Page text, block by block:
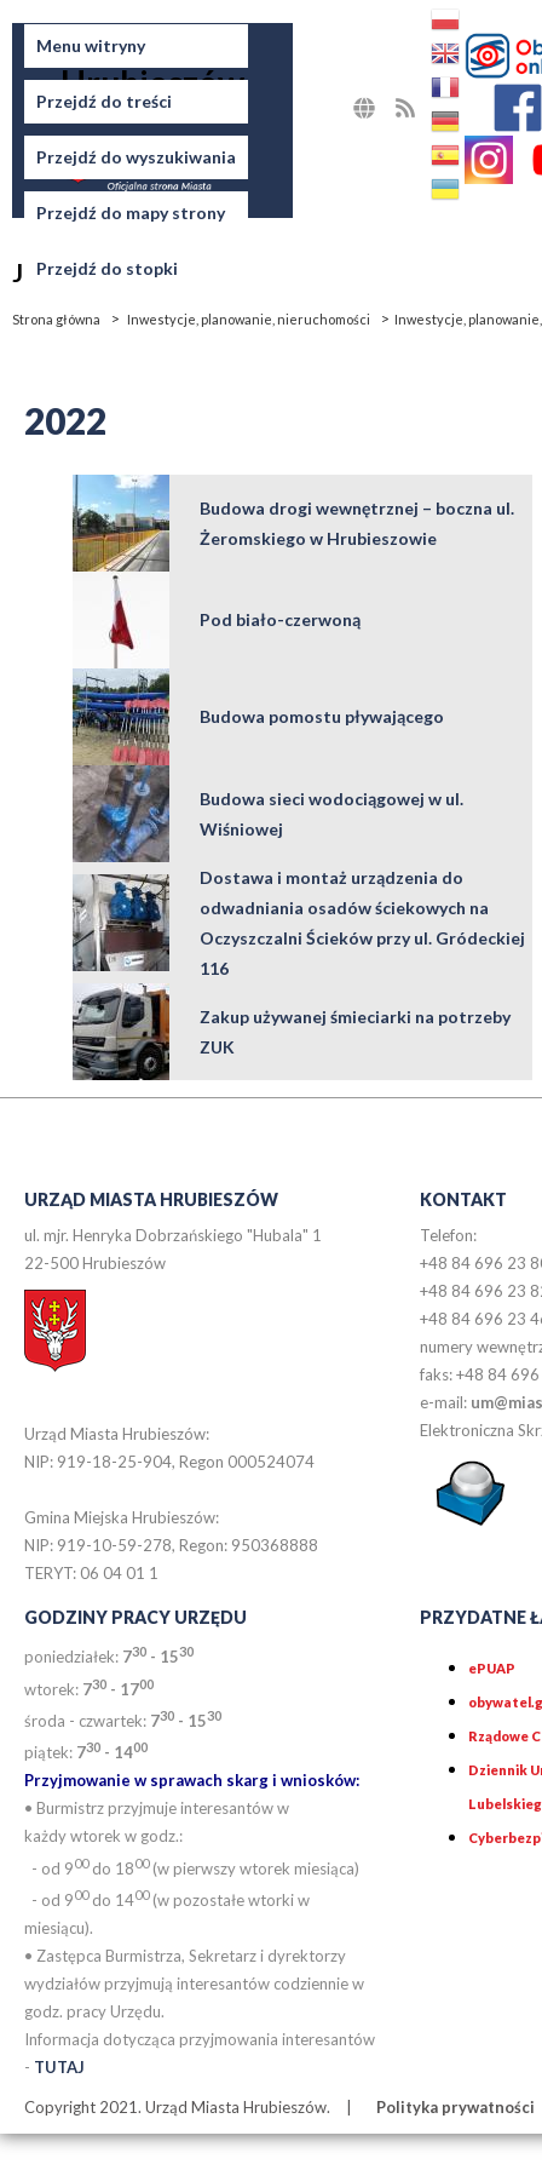
Menu witryny
Przejdź do treści
Przejdź do wyszukiwania
Przejdź do mapy strony
Przejdź do stopki
Miasto
Hrubieszów
Jesteś tutaj
Strona główna Inwestycje, planowanie, nieruchomości Inwestycje,
2022
Budowa drogi wewnętrznej – boczna ul.
Żeromskiego w Hrubieszowie
Pod biało-czerwoną
Budowa pomostu pływającego
Budowa sieci wodociągowej w ul.
Wiśniowej
Dostawa i montaż urządzenia do
odwadniania osadów ściekowych na
Oczyszczalni Ścieków przy ul. Gródeckiej
116
Zakup używanej śmieciarki na potrzeby
ZUK
URZĄD MIASTA HRUBIESZÓW
ul. mjr. Henryka Dobrzańskiego "Hubala" 1
22-500 Hrubieszów
Urząd Miasta Hrubieszów:
NIP: 919-18-25-904, Regon 000524074
Gmina Miejska Hrubieszów:
NIP: 919-10-59-278, Regon: 950368888
TERYT: 06 04 01 1
KONTAKT
Telefon:
+48 84 696 23
+48 84 696 23
+48 84 696 23
numery
faks: +48 84
e-mail:
Elektroniczna
GODZINY PRACY URZĘDU
poniedziałek: 730 - 1530
wtorek: 730 - 1700
środa - czwartek: 730 - 1530
piątek: 730 - 1400
Przyjmowanie w sprawach skarg i wniosków:
• Burmistrz przyjmuje interesantów w
każdy wtorek w godz.:
- od 900do 1800(w pierwszy wtorek miesiąca)
- od 900do 1400(w pozostałe wtorki w
miesiącu).
• Zastępca Burmistrza, Sekretarz i dyrektorzy
wydziałów przyjmują interesantów codziennie w
godz. pracy Urzędu.
Informacja dotycząca przyjmowania interesantów
- TUTAJ
PRZYDATNE
ePUAP
Rządowe
Dziennik
Copyright 2021. Urząd Miasta Hrubieszów. Polityka prywatności